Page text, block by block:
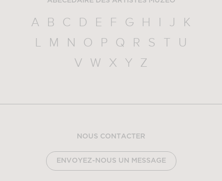
A B C D E F G H I J
K
L
M N O P Q R S T
U
V
W X Y Z
NOUS CONTACTER
ENVOYEZ-NOUS UN MESSAGE